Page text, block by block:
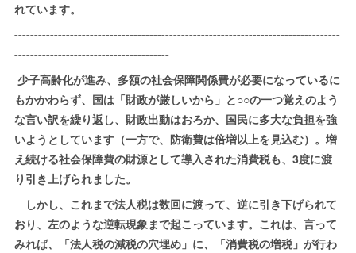
れています。
----------------------------------------------------------------------------------
---------------------------------------
少子高齢化が進み、多額の社会保障関係費が必要になっているに
もかかわらず、国は「財政が厳しいから」と○○の一つ覚えのよう
な言い訳を繰り返し、財政出動はおろか、国民に多大な負担を強
いようとしています（一方で、防衛費は倍増以上を見込む）。増
え続ける社会保障費の財源として導入された消費税も、3度に渡
り引き上げられました。
しかし、これまで法人税は数回に渡って、逆に引き下げられて
おり、左のような逆転現象まで起こっています。これは、言って
みれば、「法人税の減税の穴埋め」に、「消費税の増税」が行わ